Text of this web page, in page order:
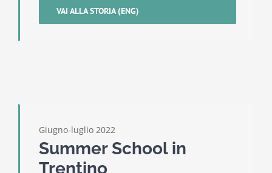
VAI ALLA STORIA (ENG)
Giugno-luglio 2022
Summer School in
Trentino